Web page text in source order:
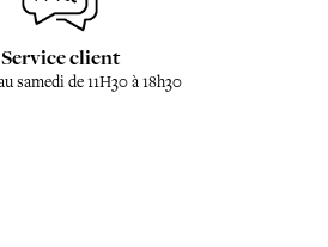
Service client
samedi de 11H30 à 18h30